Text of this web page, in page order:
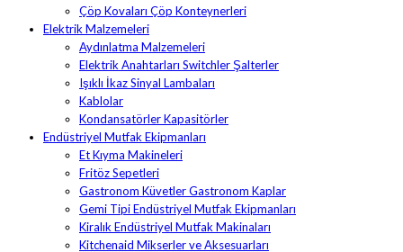
Çöp Kovaları Çöp Konteynerleri
Elektrik Malzemeleri
Aydınlatma Malzemeleri
Elektrik Anahtarları Switchler Şalterler
Işıklı İkaz Sinyal Lambaları
Kablolar
Kondansatörler Kapasitörler
Endüstriyel Mutfak Ekipmanları
Et Kıyma Makineleri
Fritöz Sepetleri
Gastronom Küvetler Gastronom Kaplar
Gemi Tipi Endüstriyel Mutfak Ekipmanları
Kiralık Endüstriyel Mutfak Makinaları
Kitchenaid Mikserler ve Aksesuarları